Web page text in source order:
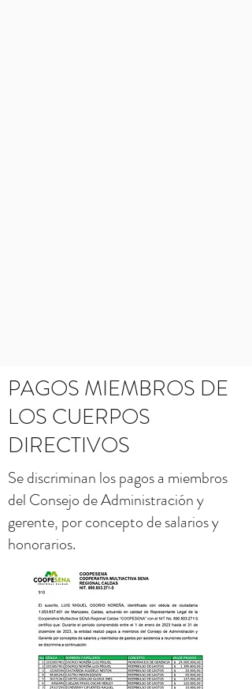
PAGOS MIEMBROS DE
LOS CUERPOS
DIRECTIVOS
Se discriminan los pagos a miembros
del Consejo de Administración y
gerente, por concepto de salarios y
honorarios.